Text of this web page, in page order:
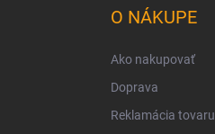
O NÁKUPE
Ako nakupovať
Doprava
Reklamácia tovaru